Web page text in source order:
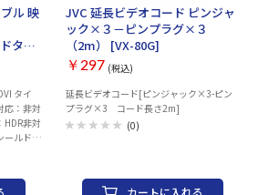
ル 映
タイ
タイ
応：非対
HDR非対
ールド
メッキ
パソコ
JVC 延長ビデオコード ピンジャ
ック×３－ピンプラグ×３
（2m） [VX-80G]
￥297 (税込)
延長ビデオコード[ピンジャック×3-ピン
プラグ×3 コード長さ2m]
(0)
カートに入れる